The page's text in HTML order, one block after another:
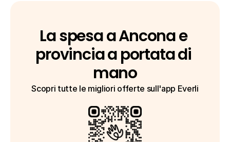
La spesa a Ancona e
provincia a portata di
mano
Scopri tutte le migliori offerte sull'app Everli